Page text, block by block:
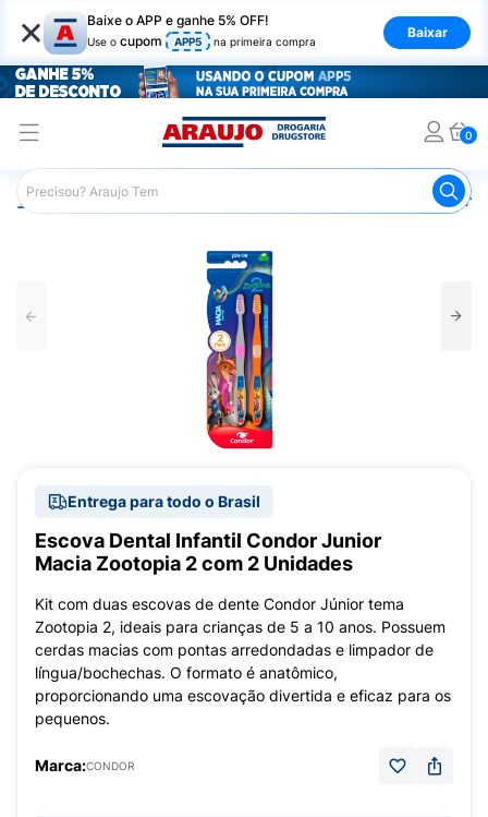
× Baixe o APP e ganhe 5% OFF!
Use o cupom APP5 na primeira compra
Baixar
0
Araujo Infantil Escova de
Entrega para todo o Brasil
Escova Dental Infantil Condor Junior
Macia Zootopia 2 com 2 Unidades
Kit com duas escovas de dente Condor Júnior tema
Zootopia 2, ideais para crianças de 5 a 10 anos. Possuem
cerdas macias com pontas arredondadas e limpador de
língua/bochechas. O formato é anatômico,
proporcionando uma escovação divertida e eficaz para os
pequenos.
Marca:CONDOR